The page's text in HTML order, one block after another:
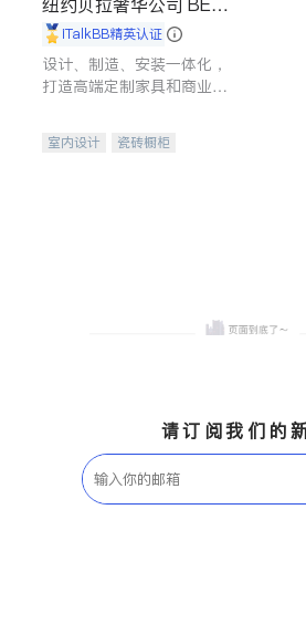
A LUXE
iTalkBB精英认证
设计、制造、安装一体化，
打造高端定制家具和商业空
室内设计
瓷砖橱柜
请订阅我们的